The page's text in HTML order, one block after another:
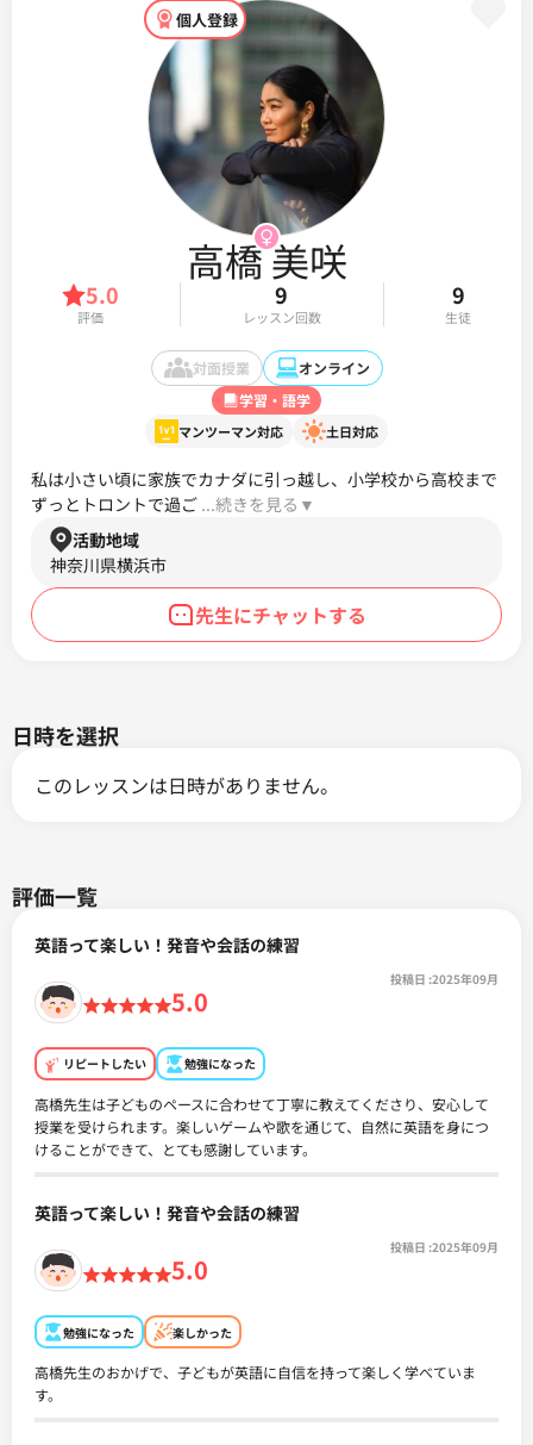
個人登録
高橋 美咲
5.0
評価
9
レッスン回数
9
生徒
対面授業
オンライン
学習・語学
マンツーマン対応 土日対応
私は小さい頃に家族でカナダに引っ越し、小学校から高校まで
ずっとトロントで過ご ...続きを見る▼
活動地域
神奈川県横浜市
先生にチャットする
日時を選択
このレッスンは日時がありません。
評価一覧
英語って楽しい！発音や会話の練習
投稿日 :2025年09月
5.0
リピートしたい 勉強になった
高橋先生は子どものペースに合わせて丁寧に教えてくださり、安心して
授業を受けられます。楽しいゲームや歌を通じて、自然に英語を身につ
けることができて、とても感謝しています。
英語って楽しい！発音や会話の練習
投稿日 :2025年09月
5.0
勉強になった 楽しかった
高橋先生のおかげで、子どもが英語に自信を持って楽しく学べていま
す。